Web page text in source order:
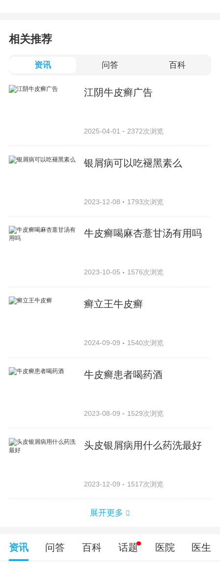
相关推荐
资讯 问答 百科
江阴牛皮癣广告
2025-04-01 2372次浏览
银屑病可以吃褪黑素么
2023-12-08 1793次浏览
牛皮癣喝麻杏薏甘汤有用吗
2023-10-05 1576次浏览
癣立王牛皮癣
2024-09-09 1540次浏览
牛皮癣患者喝药酒
2023-08-09 1529次浏览
头皮银屑病用什么药洗最好
2023-12-09 1517次浏览
展开更多
资讯 问答 百科 话题 医院 医生